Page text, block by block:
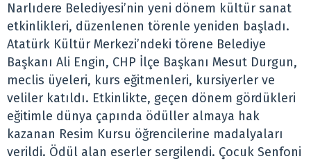
Narlıdere Belediyesi’nin yeni dönem kültür sanat
etkinlikleri, düzenlenen törenle yeniden başladı.
Atatürk Kültür Merkezi’ndeki törene Belediye
Başkanı Ali Engin, CHP İlçe Başkanı Mesut Durgun,
meclis üyeleri, kurs eğitmenleri, kursiyerler ve
veliler katıldı. Etkinlikte, geçen dönem gördükleri
eğitimle dünya çapında ödüller almaya hak
kazanan Resim Kursu öğrencilerine madalyaları
verildi. Ödül alan eserler sergilendi. Çocuk Senfoni